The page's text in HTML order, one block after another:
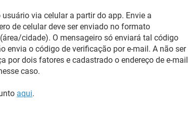
via celular a partir do app. Envie a
de celular deve ser enviado no formato
cidade). O mensageiro só enviará tal código
envia o código de verificação por e-mail. A não ser
por dois fatores e cadastrado o endereço de e-mail
caso.
aqui.